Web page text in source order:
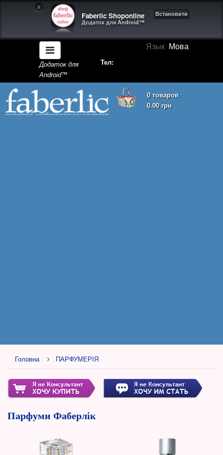
X
Faberlic Shoponline
Додаток для Android™
Встановити
Язык Мова
Додаток для
Android™
Тел:
0 товаров
0.00 грн
Кошик покупок порожній!
Головна ПАРФУМЕРІЯ
Парфуми Фаберлік